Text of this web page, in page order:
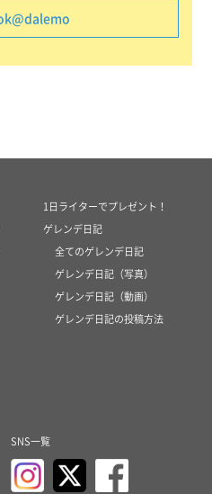
1日ライターでプレゼント！
ゲレンデ日記
全てのゲレンデ日記
ゲレンデ日記（写真）
ゲレンデ日記（動画）
ゲレンデ日記の投稿方法
SNS一覧